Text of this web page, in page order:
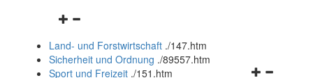
Navigationsmenü
und
schließen
Land- und Forstwirtschaft ./147.htm
Sicherheit und Ordnung ./89557.htm
Sport und Freizeit ./151.htm